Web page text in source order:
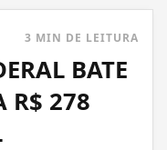
3 MIN DE LEITURA
BATE
R$ 278